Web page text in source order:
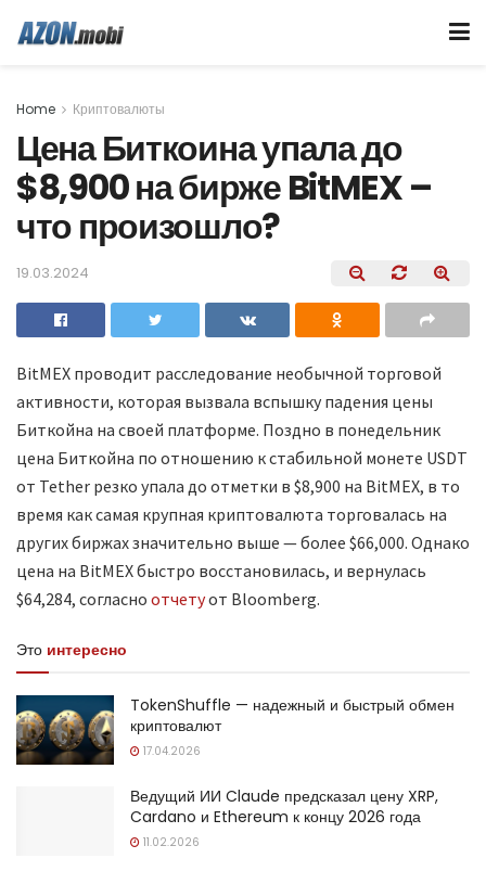
Home Криптовалюты
Цена Биткоина упала до
$8,900 на бирже BitMEX –
что произошло?
19.03.2024
BitMEX проводит расследование необычной торговой
активности, которая вызвала вспышку падения цены
Биткойна на своей платформе. Поздно в понедельник
цена Биткойна по отношению к стабильной монете USDT
от Tether резко упала до отметки в $8,900 на BitMEX, в то
время как самая крупная криптовалюта торговалась на
других биржах значительно выше — более $66,000. Однако
цена на BitMEX быстро восстановилась, и вернулась
$64,284, согласно отчетуот Bloomberg.
Это интересно
TokenShuffle — надежный и быстрый обмен
криптовалют
17.04.2026
Ведущий ИИ Claude предсказал цену XRP,
Cardano и Ethereum к концу 2026 года
11.02.2026